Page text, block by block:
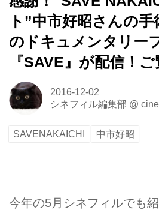
ト”中市好昭さんの
のドキュメンタリー
『SAVE』が配信！
2016-12-02
シネフィル編集部 @
SAVENAKAICHI 中市好昭
今年の5月シネフィルでも